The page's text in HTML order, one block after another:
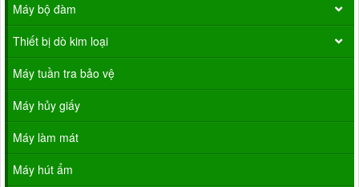
Máy bộ đàm
Thiết bị dò kim loại
Máy tuần tra bảo vệ
Máy hủy giấy
Máy làm mát
Máy hút ẩm